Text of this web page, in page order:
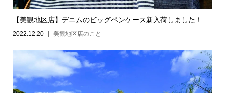
【美観地区店】デニムのビッグペンケース新入荷しました！
2022.12.20 美観地区店のこと